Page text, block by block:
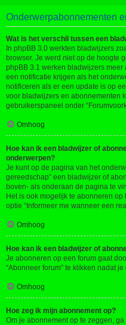
Onderwerpabonnementen
Wat is het verschil tussen een
In phpBB 3.0 werkten bladwijzers
browser. Je werd niet op de hoogte
phpBB 3.1 werken bladwijzers
een notificatie krijgen als het
notificeren als er een update is op
voor bladwijzers en abonnementen
gebruikerspaneel onder
Omhoog
Hoe kan ik een bladwijzer of
onderwerpen?
Je kunt op de pagina van het
gereedschap” een bladwijzer of
boven- als onderaan de pagina te
Het is ook mogelijk te abonneren
optie “Informeer me wanneer een
Omhoog
Hoe kan ik een bladwijzer of
Je abonneren op een forum gaat
“Abonneer forum” te klikken nadat
Omhoog
Hoe zeg ik mijn abonnement op?
Om je abonnement op te zeggen,